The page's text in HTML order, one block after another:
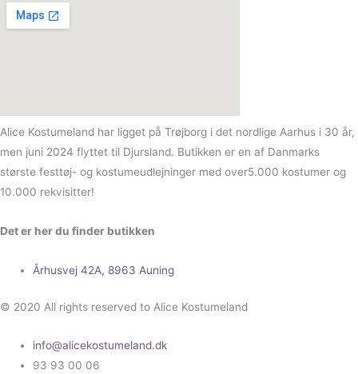
Alice Kostumeland har ligget på Trøjborg i det nordlige Aarhus i 30 år,
men juni 2024 flyttet til Djursland. Butikken er en af Danmarks
største festtøj- og kostumeudlejninger med over5.000 kostumer og
10.000 rekvisitter!
Det er her du finder butikken
Århusvej 42A, 8963 Auning
© 2020 All rights reserved to Alice Kostumeland
info@alicekostumeland.dk
93 93 00 06